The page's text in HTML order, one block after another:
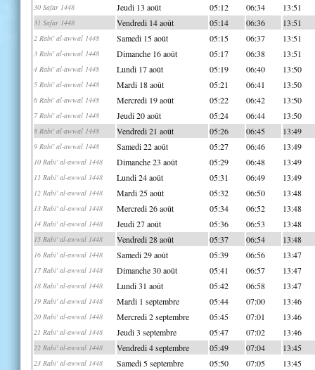
30 Safar 1448 Jeudi 13 août 05:12 06:34 13:51
31 Safar 1448 Vendredi 14 août 05:14 06:36 13:51
2 Rabi' al-awwal 1448 Samedi 15 août 05:15 06:37 13:51
3 Rabi' al-awwal 1448 Dimanche 16 août 05:17 06:38 13:51
4 Rabi' al-awwal 1448 Lundi 17 août 05:19 06:40 13:50
5 Rabi' al-awwal 1448 Mardi 18 août 05:21 06:41 13:50
6 Rabi' al-awwal 1448 Mercredi 19 août 05:22 06:42 13:50
7 Rabi' al-awwal 1448 Jeudi 20 août 05:24 06:44 13:50
8 Rabi' al-awwal 1448 Vendredi 21 août 05:26 06:45 13:49
9 Rabi' al-awwal 1448 Samedi 22 août 05:27 06:46 13:49
10 Rabi' al-awwal 1448 Dimanche 23 août 05:29 06:48 13:49
11 Rabi' al-awwal 1448 Lundi 24 août 05:31 06:49 13:49
12 Rabi' al-awwal 1448 Mardi 25 août 05:32 06:50 13:48
13 Rabi' al-awwal 1448 Mercredi 26 août 05:34 06:52 13:48
14 Rabi' al-awwal 1448 Jeudi 27 août 05:36 06:53 13:48
15 Rabi' al-awwal 1448 Vendredi 28 août 05:37 06:54 13:48
16 Rabi' al-awwal 1448 Samedi 29 août 05:39 06:56 13:47
17 Rabi' al-awwal 1448 Dimanche 30 août 05:41 06:57 13:47
18 Rabi' al-awwal 1448 Lundi 31 août 05:42 06:58 13:47
19 Rabi' al-awwal 1448 Mardi 1 septembre 05:44 07:00 13:46
20 Rabi' al-awwal 1448 Mercredi 2 septembre 05:45 07:01 13:46
21 Rabi' al-awwal 1448 Jeudi 3 septembre 05:47 07:02 13:46
22 Rabi' al-awwal 1448 Vendredi 4 septembre 05:49 07:04 13:45
23 Rabi' al-awwal 1448 Samedi 5 septembre 05:50 07:05 13:45